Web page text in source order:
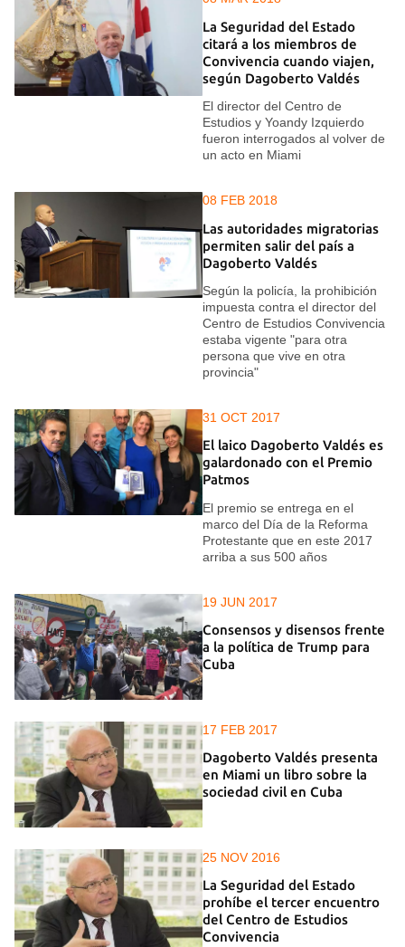
La Seguridad del Estado
citará a los miembros de
Convivencia cuando viajen,
según Dagoberto Valdés
El director del Centro de
Estudios y Yoandy Izquierdo
fueron interrogados al volver de
un acto en Miami
08 FEB 2018
Las autoridades migratorias
permiten salir del país a
Dagoberto Valdés
Según la policía, la prohibición
impuesta contra el director del
Centro de Estudios Convivencia
estaba vigente "para otra
persona que vive en otra
provincia"
31 OCT 2017
El laico Dagoberto Valdés es
galardonado con el Premio
Patmos
El premio se entrega en el
marco del Día de la Reforma
Protestante que en este 2017
arriba a sus 500 años
19 JUN 2017
Consensos y disensos frente
a la política de Trump para
Cuba
17 FEB 2017
Dagoberto Valdés presenta
en Miami un libro sobre la
sociedad civil en Cuba
25 NOV 2016
La Seguridad del Estado
prohíbe el tercer encuentro
del Centro de Estudios
Convivencia